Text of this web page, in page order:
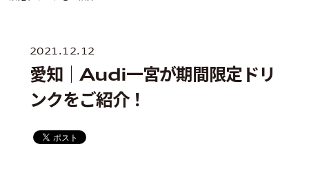
2021.12.12
愛知｜Audi一宮が期間限定ドリ
ンクをご紹介！